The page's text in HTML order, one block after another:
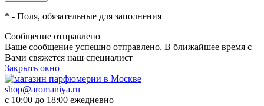
* - Поля, обязательные для заполнения
Сообщение отправлено
Ваше сообщение успешно отправлено. В ближайшее время с
Вами свяжется наш специалист
Закрыть окно
shop@aromaniya.ru
с 10:00 до 18:00 ежедневно